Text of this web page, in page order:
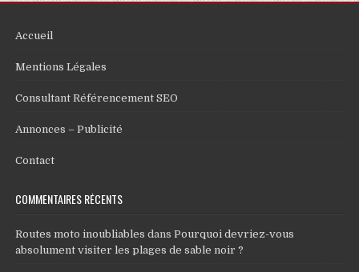
Accueil
Mentions Légales
Consultant Référencement SEO
Annonces – Publicité
Contact
COMMENTAIRES RÉCENTS
Routes moto inoubliables dansPourquoi devriez-vous
absolument visiter les plages de sable noir ?